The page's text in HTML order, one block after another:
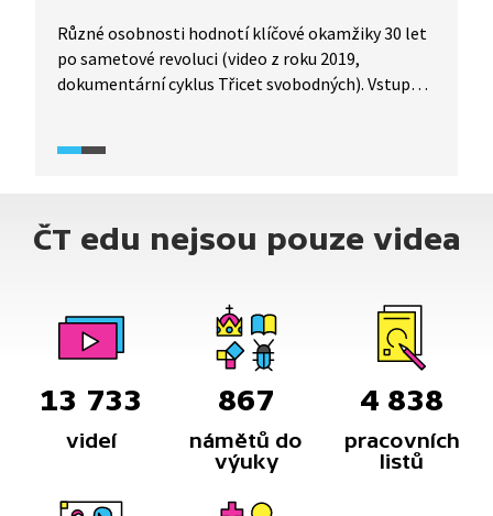
Různé osobnosti hodnotí klíčové okamžiky 30 let
po sametové revoluci (video z roku 2019,
dokumentární cyklus Třicet svobodných). Vstup
jako jediná reálně existující sociální a hospodářská
rozhodli čeští občané v referendu a navzdory sílící
kritice vůči unii pokládá stále většina lidí toto
ČT edu nejsou pouze videa
13 733
videí
867
námětů do
výuky
4 838
pracovních
listů